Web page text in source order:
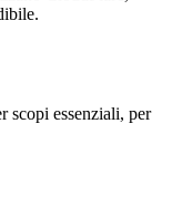
scopi essenziali, per